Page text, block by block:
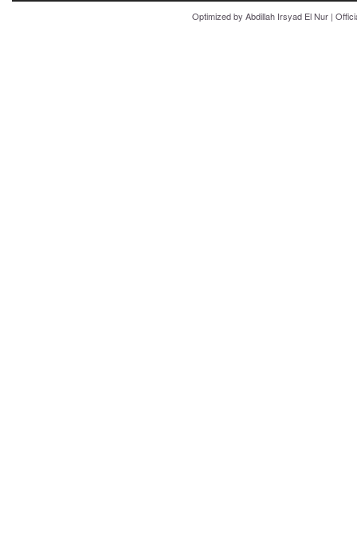
Optimized by Abdillah Irsyad El Nur |